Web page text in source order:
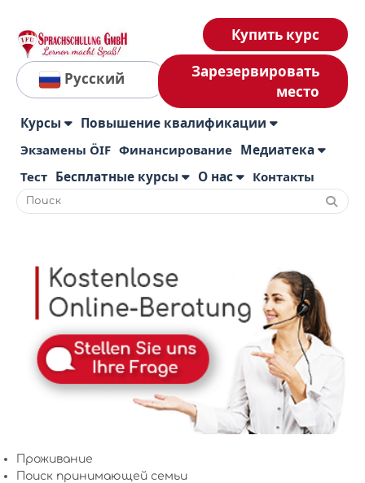
Русский
Купить курс
Зарезервировать
место
Курсы Повышение квалификации
Экзамены ÖIF Финансирование Медиатека
Тест Бесплатные курсы О нас Контакты
Проживание
Поиск принимающей семьи